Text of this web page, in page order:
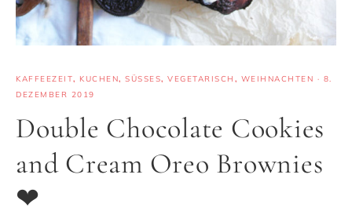
KAFFEEZEIT, KUCHEN, SÜSSES , VEGETARISCH , WEIHNACHTEN · 8.
DEZEMBER 2019
Double Chocolate Cookies
and Cream Oreo Brownies
❤